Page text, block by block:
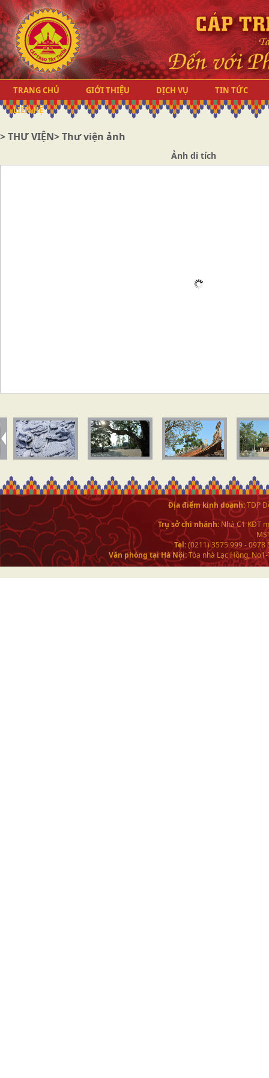
TRANG CHỦ GIỚI THIỆU DỊCH VỤ
TIN TỨC
LIÊN HỆ
>THƯ VIỆN> Thư viện ảnh
Ảnh di tích
Địa điểm kinh doanh:TDP
Trụ sở chi nhánh:Nhà C1 KĐT
Tel:(0211) 3575 999 -
Văn phòng tại Hà Nội:Tòa nhà Lạc Hồng,